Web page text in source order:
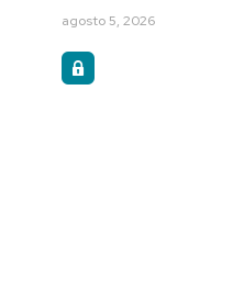
agosto 5, 2026